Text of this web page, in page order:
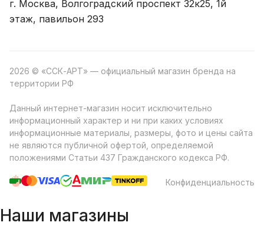
г. Москва, Волгоградский проспект 32к25, 1й
этаж, павильон 293
2026 © «ССК-АРТ» — официальный магазин бренда на
территории РФ
Данный интернет-магазин носит исключительно
информационный характер и ни при каких условиях
информационные материалы, размеры, фото и цены сайта
не являются публичной офертой, определяемой
положениями Статьи 437 Гражданского кодекса РФ.
Конфиденциальность
Наши магазины